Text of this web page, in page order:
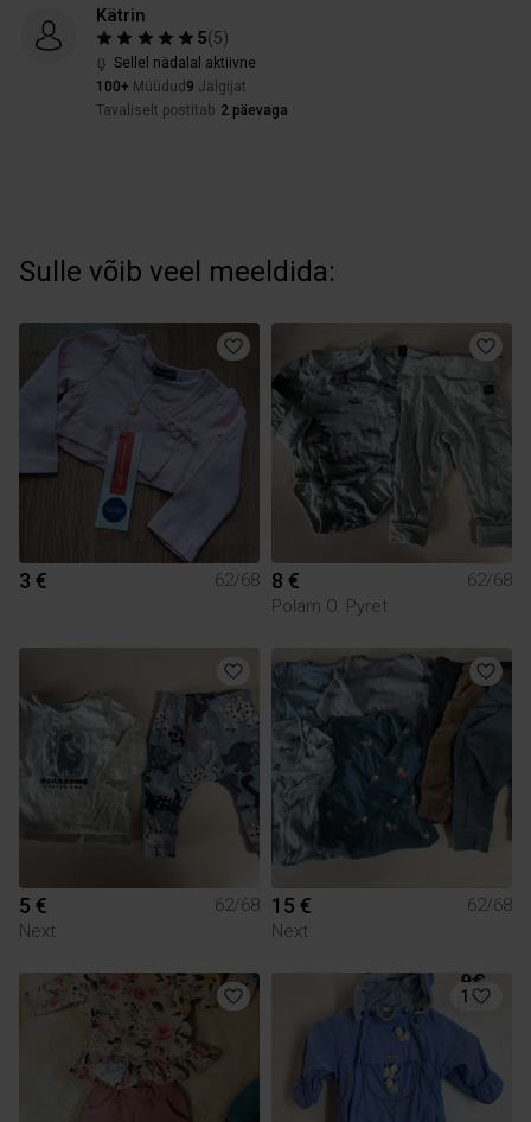
Kätrin
5(5)
Sellel nädalal aktiivne
100+ Müüdud 9 Jälgijat
Tavaliselt postitab 2 päevaga
Sulle võib veel meeldida:
3 € 62/68 8 €
62/68
Polarn O. Pyret
5 €
62/68
Next
15 €
62/68
Next
1